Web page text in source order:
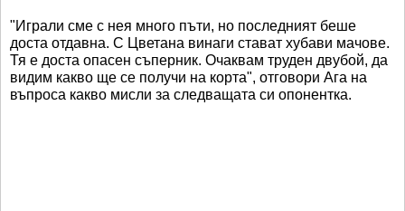
"Играли сме с нея много пъти, но последният беше
доста отдавна. С Цветана винаги стават хубави мачове.
Тя е доста опасен съперник. Очаквам труден двубой, да
видим какво ще се получи на корта", отговори Ага на
въпроса какво мисли за следващата си опонентка.